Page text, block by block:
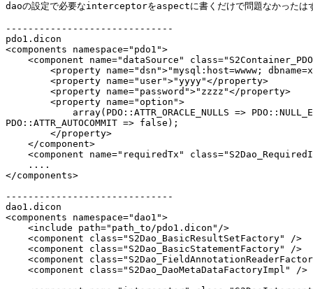
daoの設定で必要なinterceptorをaspectに書くだけで問題なかったは
------------------------------
pdo1.dicon
<components namespace="pdo1">
<component name="dataSource"
<property name="dsn">"mysql:host=wwww;
        <property name="user">"yyyy"</property>
        <property name="password">"zzzz"</property>
        <property name="option">
array(PDO::ATTR_ORACLE_NULLS =>
PDO::ATTR_AUTOCOMMIT => false);
        </property>
    </component>
<component name="requiredTx"
    ....
</components>
------------------------------
dao1.dicon
<components namespace="dao1">
    <include path="path_to/pdo1.dicon"/>
    <component class="S2Dao_BasicResultSetFactory" />
    <component class="S2Dao_BasicStatementFactory" />
<component
    <component class="S2Dao_DaoMetaDataFactoryImpl" />